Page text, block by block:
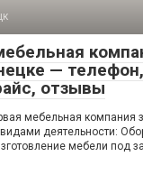
—
отзывы
мебельная компания
деятельности:
мебели под